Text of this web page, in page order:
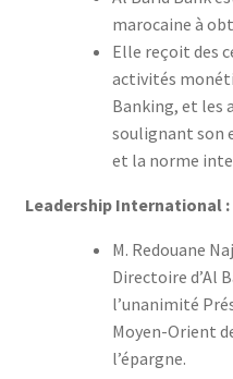
marocaine à
Elle reçoit des
activités
Banking, et les
soulignant son
et la norme
Leadership International :
M. Redouane
Directoire d’Al
l’unanimité
Moyen-Orient
l’épargne.